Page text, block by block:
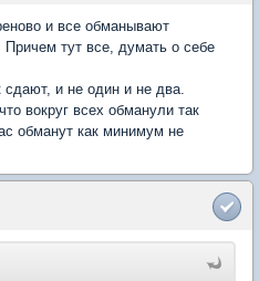
и все обманывают
тут все, думать о себе
и не один и не два.
вокруг всех обманули так
обманут как минимум не